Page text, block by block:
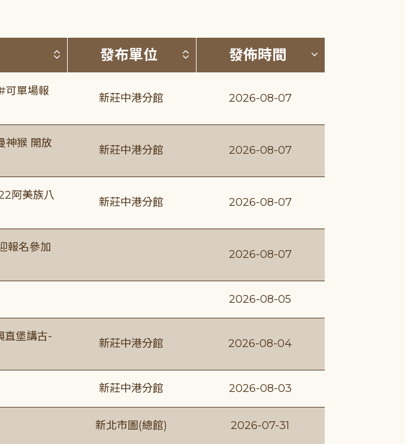
按標題排序 (升降冪)
發布單位 按發布單位排序 (升降冪)
發佈時間 按發佈時間
可單場報
新莊中港分館 2026-08-07
神猴 開放
新莊中港分館 2026-08-07
阿美族八
新莊中港分館 2026-08-07
報名參加
2026-08-07
2026-08-05
直堡講古-
新莊中港分館 2026-08-04
新莊中港分館 2026-08-03
新北市圖(總館) 2026-07-31